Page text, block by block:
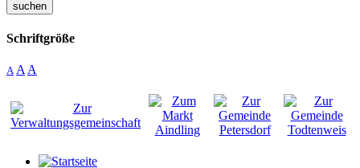
suchen
Schriftgröße
A A A